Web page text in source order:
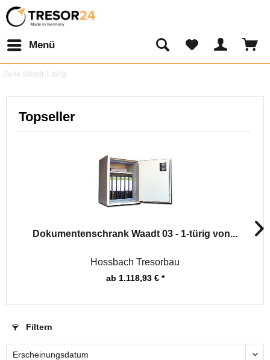
Menü
Serie Waadt-1.türig
Topseller
Dokumentenschrank Waadt 03 - 1-türig von...
Hossbach Tresorbau
ab 1.118,93 € *
Filtern